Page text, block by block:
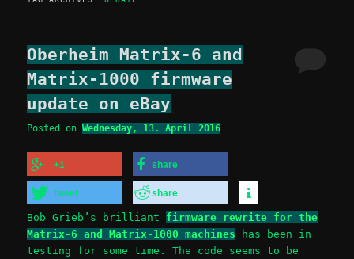
Oberheim Matrix-6 and
Matrix-1000 firmware
update on eBay
Posted onWednesday, 13. April 2016
+1 share
tweet share
Bob Grieb’s brilliant firmware rewrite for the
Matrix-6 and Matrix-1000 machines has been in
testing for some time. The code seems to be